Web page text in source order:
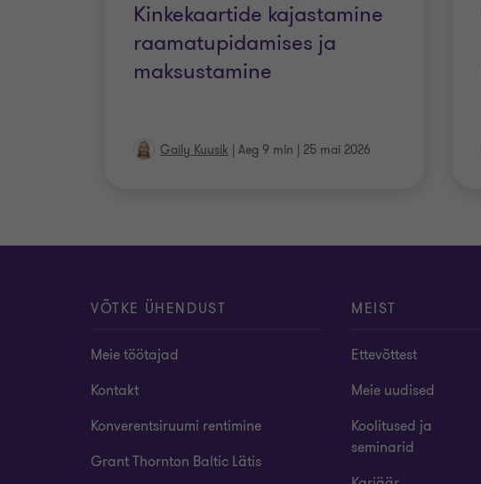
Kinkekaartide kajastamine
raamatupidamises ja
maksustamine
Gaily Kuusik | Aeg 9 min | 25 mai 2026
VÕTKE ÜHENDUST
Meie töötajad
Kontakt
Konverentsiruumi rentimine
Grant Thornton Baltic Lätis
MEIST
Ettevõttest
Meie uudised
Koolitused ja
seminarid